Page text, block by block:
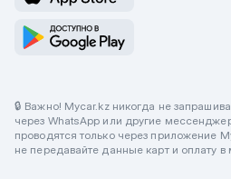
🔒 Важно! Mycar.kz никогда не
через WhatsApp или другие
проводятся только через приложение
не передавайте данные карт и оплату